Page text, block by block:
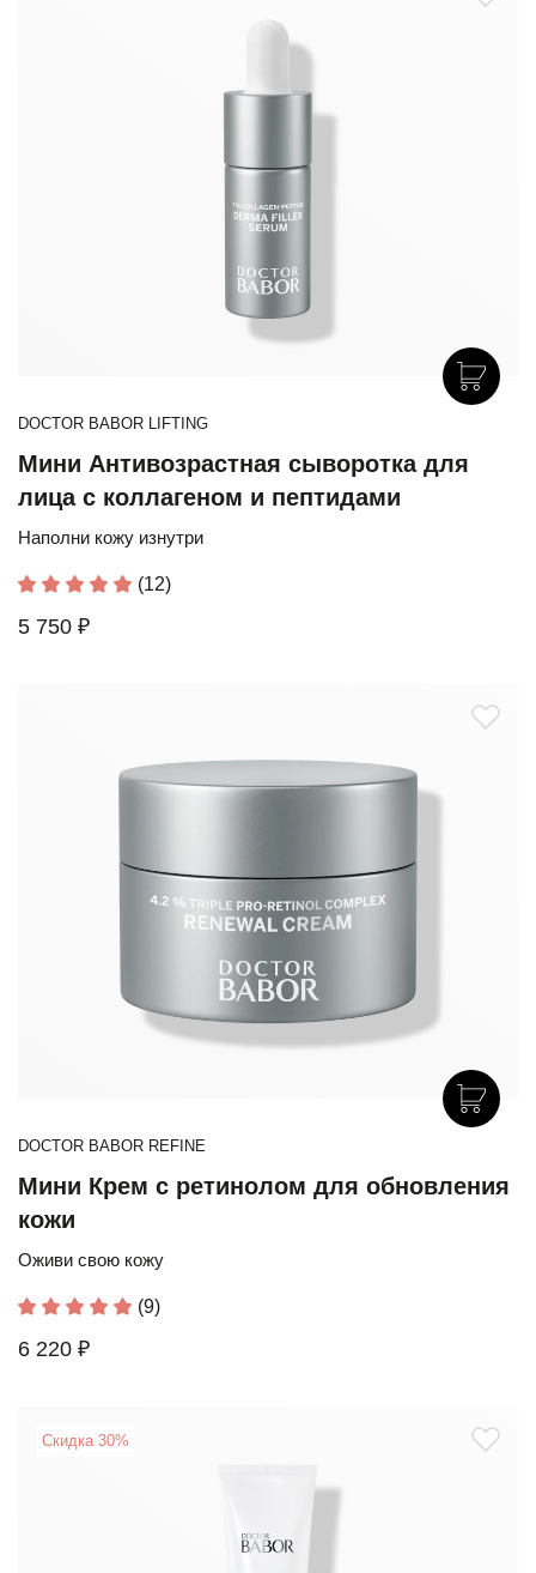
DOCTOR BABOR LIFTING
Мини Антивозрастная сыворотка для
лица с коллагеном и пептидами
Наполни кожу изнутри
(12)
5 750 ₽
DOCTOR BABOR REFINE
Мини Крем с ретинолом для обновления
кожи
Оживи свою кожу
(9)
6 220 ₽
Скидка 30%